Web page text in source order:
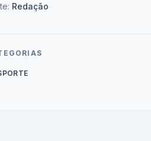
Redação